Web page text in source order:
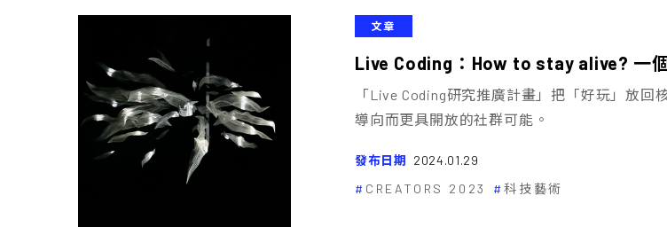
文章
Live Coding：How to stay alive? 一
「Live Coding研究推廣計畫」把「好玩」放
導向而更具開放的社群可能。
發布日期 2024.01.29
CREATORS 2023
科技藝術